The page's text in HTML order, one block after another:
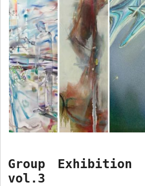
Group Exhibition
vol.3